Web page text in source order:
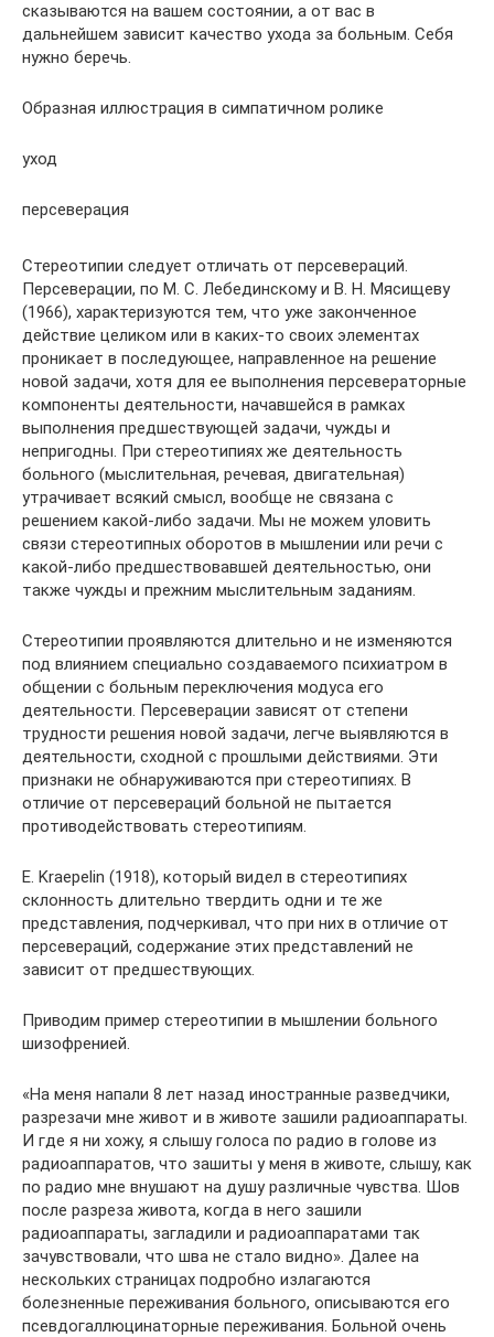
сказываются на вашем состоянии, а от вас в
дальнейшем зависит качество ухода за больным. Себя
нужно беречь.
Образная иллюстрация в симпатичном ролике
уход
персеверация
Стереотипии следует отличать от персевераций.
Персеверации, по М. С. Лебединскому и В. Н. Мясищеву
(1966), характеризуются тем, что уже законченное
действие целиком или в каких-то своих элементах
проникает в последующее, направленное на решение
новой задачи, хотя для ее выполнения персевераторные
компоненты деятельности, начавшейся в рамках
выполнения предшествующей задачи, чужды и
непригодны. При стереотипиях же деятельность
больного (мыслительная, речевая, двигательная)
утрачивает всякий смысл, вообще не связана с
решением какой-либо задачи. Мы не можем уловить
связи стереотипных оборотов в мышлении или речи с
какой-либо предшествовавшей деятельностью, они
также чужды и прежним мыслительным заданиям.
Стереотипии проявляются длительно и не изменяются
под влиянием специально создаваемого психиатром в
общении с больным переключения модуса его
деятельности. Персеверации зависят от степени
трудности решения новой задачи, легче выявляются в
деятельности, сходной с прошлыми действиями. Эти
признаки не обнаруживаются при стереотипиях. В
отличие от персевераций больной не пытается
противодействовать стереотипиям.
Е. Kraepelin (1918), который видел в стереотипиях
склонность длительно твердить одни и те же
представления, подчеркивал, что при них в отличие от
персевераций, содержание этих представлений не
зависит от предшествующих.
Приводим пример стереотипии в мышлении больного
шизофренией.
«На меня напали 8 лет назад иностранные разведчики,
разрезачи мне живот и в животе зашили радиоаппараты.
И где я ни хожу, я слышу голоса по радио в голове из
радиоаппаратов, что зашиты у меня в животе, слышу, как
по радио мне внушают на душу различные чувства. Шов
после разреза живота, когда в него зашили
радиоаппараты, загладили и радиоаппаратами так
зачувствовали, что шва не стало видно». Далее на
нескольких страницах подробно излагаются
болезненные переживания больного, описываются его
псевдогаллюцинаторные переживания. Больной очень